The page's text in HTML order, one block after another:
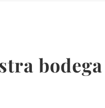
bodega